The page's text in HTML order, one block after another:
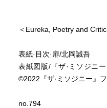
なんか決意表明になってし
巻末に2012~2022年のJホ
の作品も掲載されてるけ
＜Eureka, Poetry and
表紙·目次·扉/北岡誠吾
表紙図版/『ザ·ミソジニ
©2022『ザ·ミソジニー』
no.794